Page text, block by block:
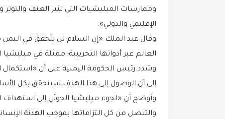
وممارسات الميليشيات التي تثير العنف
الإقليمي والدولي».
وقال عبد الملك «إن السلام لن يتحقق في اليمن
العالم عبر أدواتها التخريبية؛ ممثلة في ميليشيا
وشدد رئيس الحكومة اليمنية على أن «استكمال
إلى أن الوصول إلى هذا الهدف سيتحقق بكل
وأوضح أن «لجوء ميليشيا الحوثي إلى استهداف
والتنصل من كل التزاماتها بموجب الهدنة